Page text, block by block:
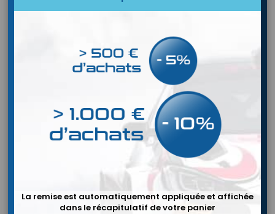
La remise est automatiquement appliquée et affichée
dans le récapitulatif de votre panier